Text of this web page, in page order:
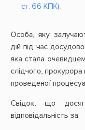
ст. 66 КПК).
Особа, яку
дій під час
яка стала
слідчого,
проведеної
Свідок, що
відповідальність за: